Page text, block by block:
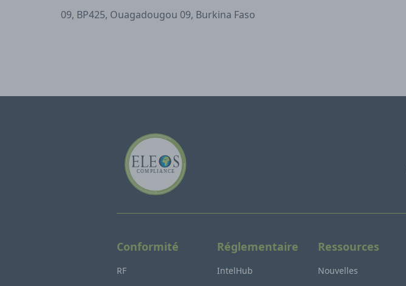
09, BP425, Ouagadougou 09, Burkina Faso
Conformité
RF
Réglementaire
IntelHub
Ressources
Nouvelles